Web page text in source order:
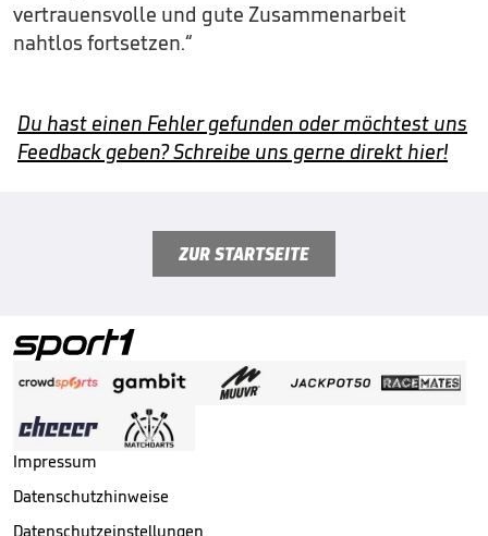
vertrauensvolle und gute Zusammenarbeit
nahtlos fortsetzen.“
Du hast einen Fehler gefunden oder möchtest uns
Feedback geben? Schreibe uns gerne direkt hier!
ZUR STARTSEITE
Impressum
Datenschutzhinweise
Datenschutzeinstellungen